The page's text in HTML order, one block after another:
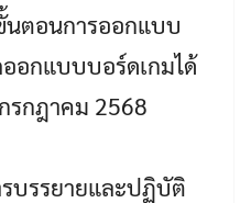
นตอนการออกแบบ
อกแบบบอร์ดเกมได้
รกฎาคม 2568
บรรยายและปฏิบัติ